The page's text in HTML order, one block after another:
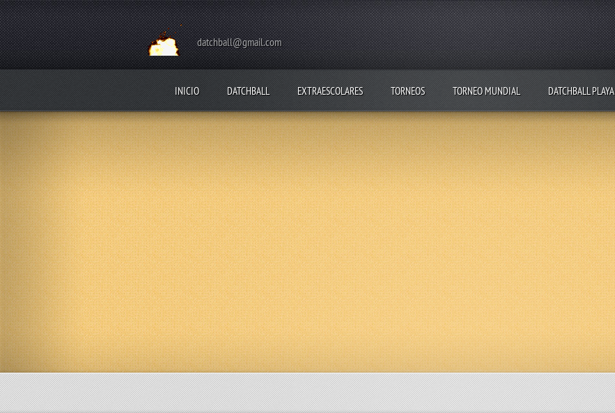
datchball@gmail.com
INICIO DATCHBALL EXTRAESCOLARES TORNEOS TORNEO MUNDIAL DATCHBALL PLAYA